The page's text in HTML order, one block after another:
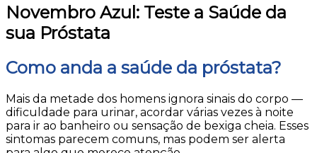
Novembro Azul: Teste a Saúde da
sua Próstata
Como anda a saúde da próstata?
Mais da metade dos homens ignora sinais do corpo —
dificuldade para urinar, acordar várias vezes à noite
para ir ao banheiro ou sensação de bexiga cheia. Esses
sintomas parecem comuns, mas podem ser alerta